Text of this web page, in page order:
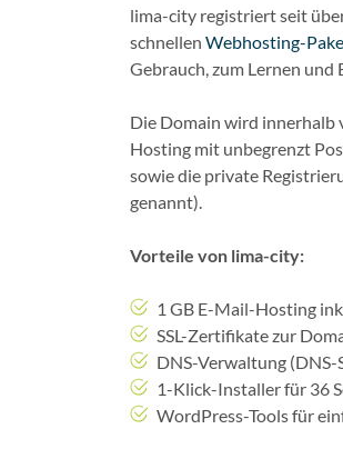
lima-city registriert seit
schnellen Webhosting-
Gebrauch, zum Lernen
Die Domain wird innerhalb
Hosting mit unbegrenzt
sowie die private
genannt).
Vorteile von lima-city:
1 GB E-Mail-Hosting
SSL-Zertifikate zur
DNS-Verwaltung
1-Klick-Installer für 36
WordPress-Tools für